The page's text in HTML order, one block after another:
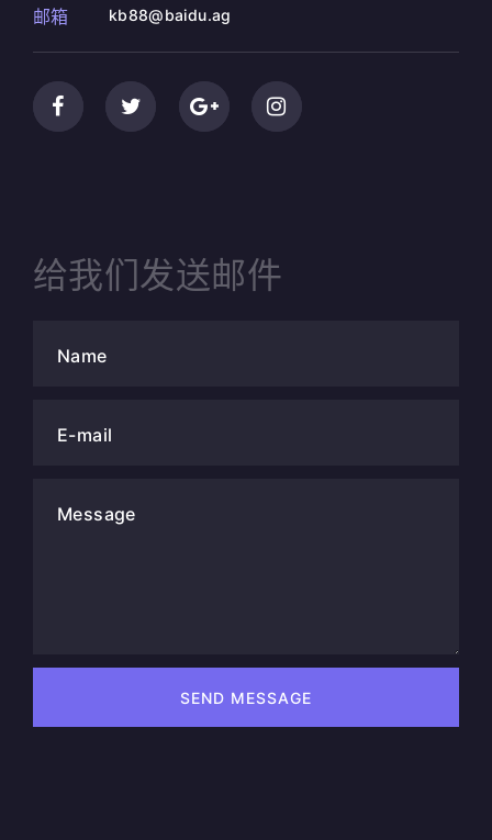
邮箱 kb88@baidu.ag
给我们发送邮件
Name
E-mail
Message
SEND MESSAGE